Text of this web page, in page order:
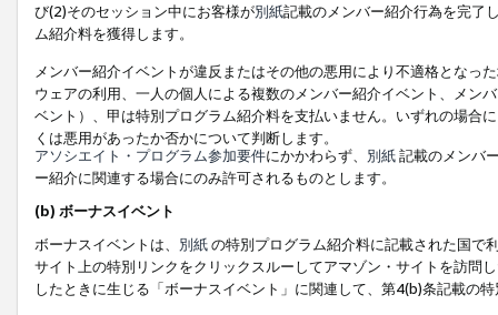
び(2)そのセッション中にお客様が別紙記載のメンバー紹介行為を完了
ム紹介料を獲得します。
メンバー紹介イベントが違反またはその他の悪用により不適格となっ
ウェアの利用、一人の個人による複数のメンバー紹介イベント、メン
ベント）、甲は特別プログラム紹介料を支払いません。いずれの場合
くは悪用があったか否かについて判断します。
アソシエイト・プログラム参加要件にかかわらず、 別紙記載のメンバ
ー紹介に関連する場合にのみ許可されるものとします。
(b) ボーナスイベント
ボーナスイベントは、 別紙の特別プログラム紹介料に記載された国で
サイト上の特別リンクをクリックスルーしてアマゾン・サイトを訪問
したときに生じる「ボーナスイベント」に関連して、第4(b)条記載の